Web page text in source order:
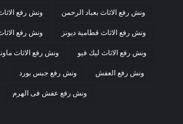
ونش رفع الاثاث بعباد الرحمن ونش رفع
ونش رفع الاثاث قطامية ديونز ونش رفع
ونش رفع الاثاث ليك فيو ونش رفع الاثاث
ونش رفع العفش ونش رفع جبس بورد
ونش رفع عفش فى الهرم